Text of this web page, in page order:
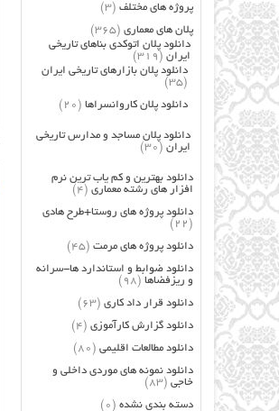
پروژه های مختلف (3)
پلان های معماری (365)
دانلود پلان اتوکدی بناهای تاریخی
ایران (319)
دانلود پلان بازارهای تاریخی ایران
(35)
دانلود پلان کاروانسراها (20)
دانلود پلان مساجد و مدارس تاریخی
ایران (30)
دانلود بهترین و کم یاب ترین نرم
افزار های رشته معماری (4)
دانلود پروژه های روستا+طرح هادی
(22)
دانلود پروژه های مرمت (45)
دانلود ضوابط و استاندارد ها-سرانه
و ریزفضاها (98)
دانلود قرار داد کاری (63)
دانلود گزارش کارآموزی (4)
دانلود مطالعات اقلیمی (80)
دانلود نمونه های موردی داخلی و
خاجی (83)
دسته بندی نشده (0)